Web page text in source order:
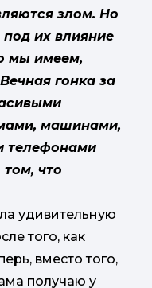
злом. Но
их влияние
мы имеем,
Вечная гонка за
машинами,
телефонами
том, что
удивительную
того, как
вместо того,
получаю у